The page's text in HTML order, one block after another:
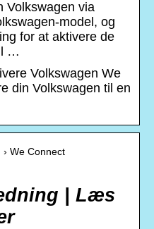
Volkswagen via
model, og
for at aktivere de
…
Volkswagen We
din Volkswagen til en
We Connect
| Læs